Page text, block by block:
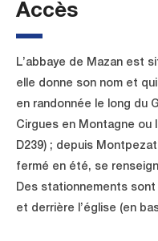
Accès
L’abbaye de Mazan est
elle donne son nom et
en randonnée le long du
Cirgues en Montagne ou
D239) ; depuis
fermé en été, se
Des stationnements
et derrière l’église (en